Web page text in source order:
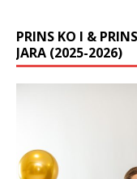
PRINS KO I &
JARA (2025-2026)